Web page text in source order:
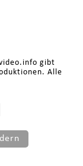
gibt
Alle